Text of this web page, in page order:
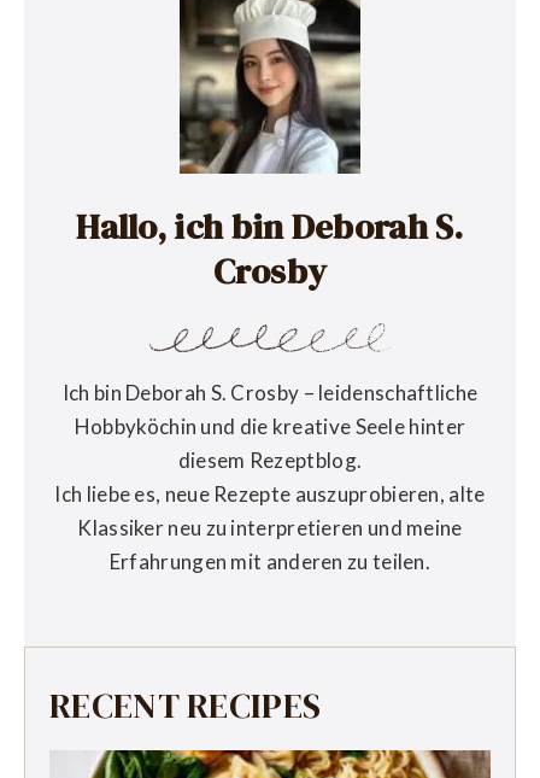
Hallo, ich bin Deborah S.
Crosby
Ich bin Deborah S. Crosby – leidenschaftliche
Hobbyköchin und die kreative Seele hinter
diesem Rezeptblog.
Ich liebe es, neue Rezepte auszuprobieren, alte
Klassiker neu zu interpretieren und meine
Erfahrungen mit anderen zu teilen.
RECENT RECIPES